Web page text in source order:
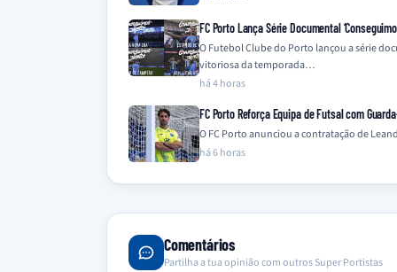
FC Porto Lança Série Documental
O Futebol Clube do Porto lançou a série
vitoriosa da temporada…
há 4 horas
FC Porto Reforça Equipa de Futsal com
O FC Porto anunciou a contratação de
há 6 horas
Comentários
Partilha a tua opinião com outros Super Portistas